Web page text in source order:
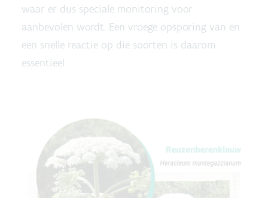
waar er dus speciale monitoring voor
aanbevolen wordt. Een vroege opsporing van en
een snelle reactie op die soorten is daarom
essentieel.